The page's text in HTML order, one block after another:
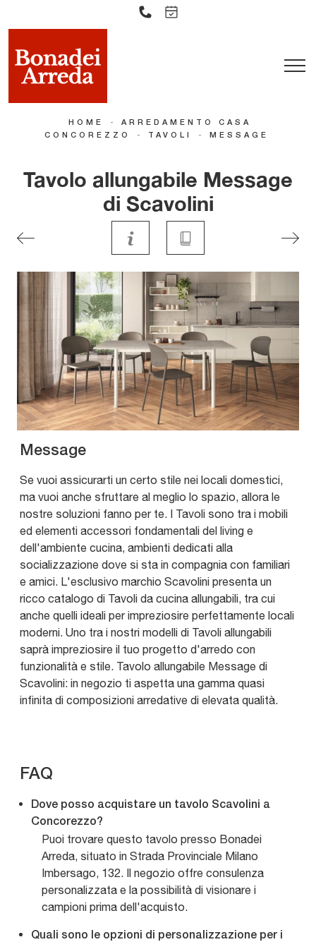
HOME -
ARREDAMENTO CASA
CONCOREZZO
- TAVOLI - MESSAGE
Tavolo allungabile Message
di Scavolini
Message
Se vuoi assicurarti un certo stile nei locali domestici,
ma vuoi anche sfruttare al meglio lo spazio, allora le
nostre soluzioni fanno per te. I Tavoli sono tra i mobili
ed elementi accessori fondamentali del living e
dell'ambiente cucina, ambienti dedicati alla
socializzazione dove si sta in compagnia con familiari
e amici. L'esclusivo marchio Scavolini presenta un
ricco catalogo di Tavoli da cucina allungabili, tra cui
anche quelli ideali per impreziosire perfettamente locali
moderni. Uno tra i nostri modelli di Tavoli allungabili
saprà impreziosire il tuo progetto d'arredo con
funzionalità e stile. Tavolo allungabile Message di
Scavolini: in negozio ti aspetta una gamma quasi
infinita di composizioni arredative di elevata qualità.
FAQ
Dove posso acquistare un tavolo Scavolini a
Concorezzo?
Puoi trovare questo tavolo presso Bonadei
Arreda, situato in Strada Provinciale Milano
Imbersago, 132. Il negozio offre consulenza
personalizzata e la possibilità di visionare i
campioni prima dell'acquisto.
Quali sono le opzioni di personalizzazione per i